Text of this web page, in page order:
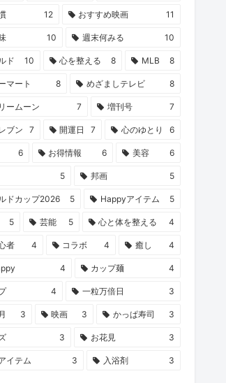
12 おすすめ映画 11
10 週末何みる 10
ド 10 心を整える 8 MLB 8
マート 8 めざましテレビ 8
ームーン 7 増刊号 7
ブン 7 開運日 7 心のゆとり 6
6 お得情報 6 美容 6
5 邦画 5
ドカップ2026 5 Happyアイテム 5
5 芸能 5 心と体を整える 4
者 4 コラボ 4 癒し 4
4 カップ麺 4
4 一粒万倍日 3
3 映画 3 かっぱ寿司 3
3 お花見 3
イテム 3 入浴剤 3